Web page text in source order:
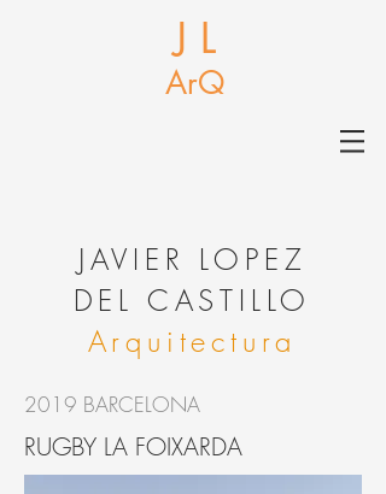
J L
ArQ
JAVIER LOPEZ
DEL CASTILLO
Arquitectura
2019 BARCELONA
RUGBY LA FOIXARDA